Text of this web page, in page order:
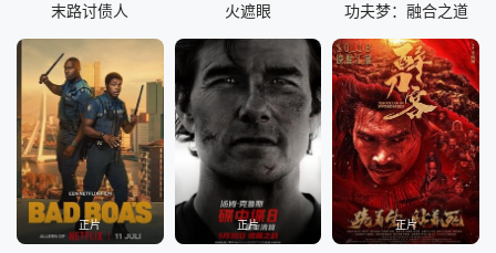
末路讨债人 火遮眼 功夫梦：融合之道
正片 正片 正片